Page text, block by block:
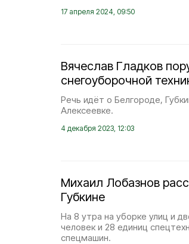
17 апреля 2024, 09:50
Вячеслав Гладков
снегоуборочной
Речь идёт о Белгороде,
Алексеевке.
4 декабря 2023, 12:03
Михаил Лобазнов
Губкине
На 8 утра на уборке улиц и
человек и 28 единиц
спецмашин.